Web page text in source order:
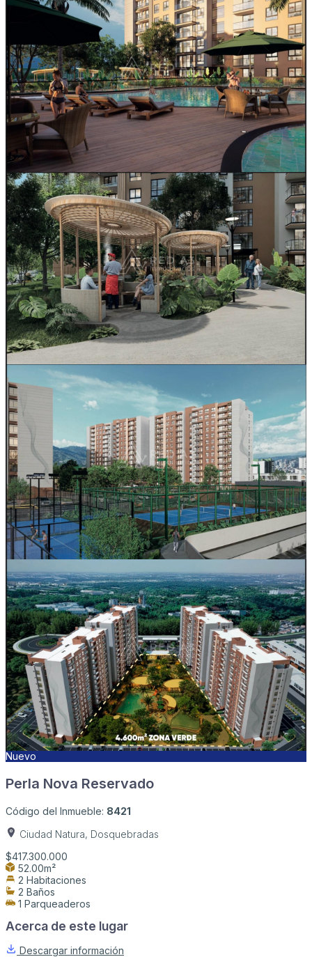
Nuevo
Perla Nova Reservado
Código del Inmueble: 8421
Ciudad Natura, Dosquebradas
$417.300.000
52.00m²
2 Habitaciones
2 Baños
1 Parqueaderos
Acerca de este lugar
Descargar información